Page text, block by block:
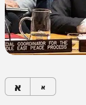
א א